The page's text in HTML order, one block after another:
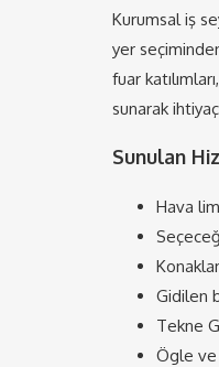
Kurumsal iş
yer
fuar
sunarak
Sunulan
Hava
Gidilen
Tekne
Ögle ve